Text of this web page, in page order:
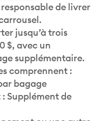
de livrer
jusqu’à trois
$, avec un
supplémentaire.
comprennent :
bagage
Supplément de